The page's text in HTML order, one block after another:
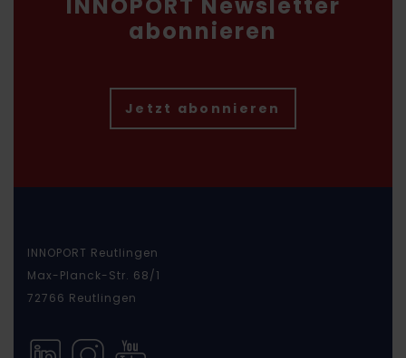
INNOPORT Newsletter
abonnieren
Jetzt abonnieren
INNOPORT Reutlingen
Max-Planck-Str. 68/1
72766 Reutlingen